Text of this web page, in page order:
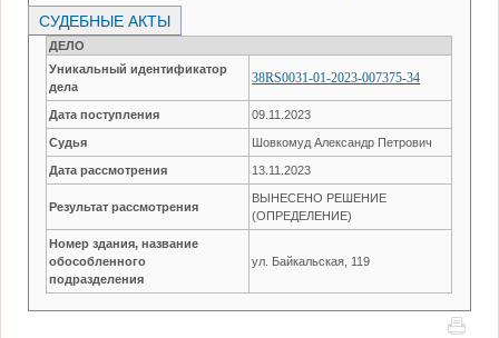
СУДЕБНЫЕ АКТЫ
ДЕЛО
Уникальный идентификатор
дела
38RS0031-01-2023-007375-34
Дата поступления 09.11.2023
Судья Шовкомуд Александр Петрович
Дата рассмотрения 13.11.2023
Результат рассмотрения
ВЫНЕСЕНО РЕШЕНИЕ
(ОПРЕДЕЛЕНИЕ)
Номер здания, название
обособленного
подразделения
ул. Байкальская, 119